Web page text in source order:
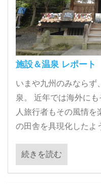
施設＆温泉 レポート
いまや九州のみならず
泉。 近年では海外に
人旅行者もその風情
の田舎を具現化したよ
続きを読む